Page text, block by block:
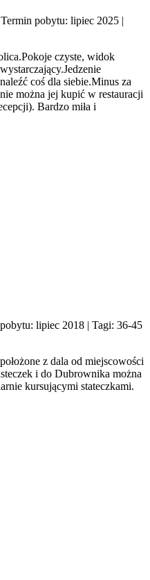
Termin pobytu: lipiec 2025 |
czyste, widok
coś dla siebie.Minus za
można jej kupić w restauracji
Bardzo miła i
lipiec 2018 | Tagi: 36-45
z dala od miejscowości
i do Dubrownika można
kursującymi stateczkami.